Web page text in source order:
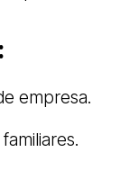
empresa.